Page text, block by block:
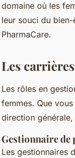
domaine où les
leur souci du
PharmaCare.
Les
Les rôles en
femmes. Que
direction
Gestionnaire de
Les gestionnaires